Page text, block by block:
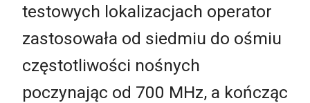
testowych lokalizacjach operator
zastosowała od siedmiu do ośmiu
częstotliwości nośnych
poczynając od 700 MHz, a kończąc